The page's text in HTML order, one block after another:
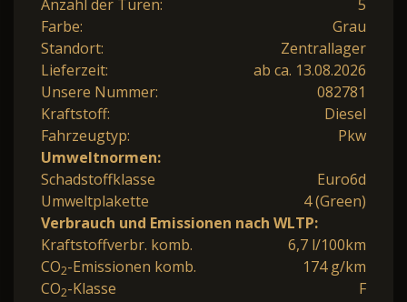
Anzahl der Türen:
5
Farbe:
Grau
Standort:
Zentrallager
Lieferzeit:
ab ca. 13.08.2026
Unsere Nummer:
082781
Kraftstoff:
Diesel
Fahrzeugtyp:
Pkw
Umweltnormen:
Schadstoffklasse
Euro6d
Umweltplakette
4 (Green)
Verbrauch und Emissionen nach WLTP:
Kraftstoffverbr. komb.
6,7 l/100km
CO2-Emissionen komb.
174 g/km
CO2-Klasse F